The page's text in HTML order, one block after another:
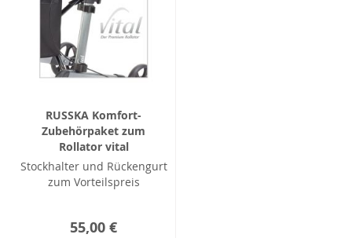
RUSSKA Komfort-
Zubehörpaket zum
Rollator vital
Stockhalter und Rückengurt
zum Vorteilspreis
55,00 €